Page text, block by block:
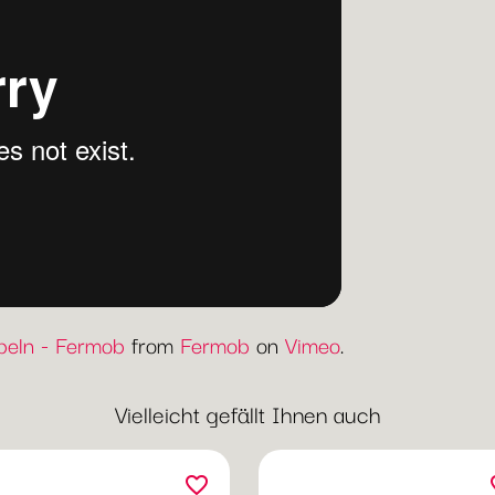
- Fermob from Fermob on Vimeo.
Vielleicht gefällt Ihnen auch
favorite_border